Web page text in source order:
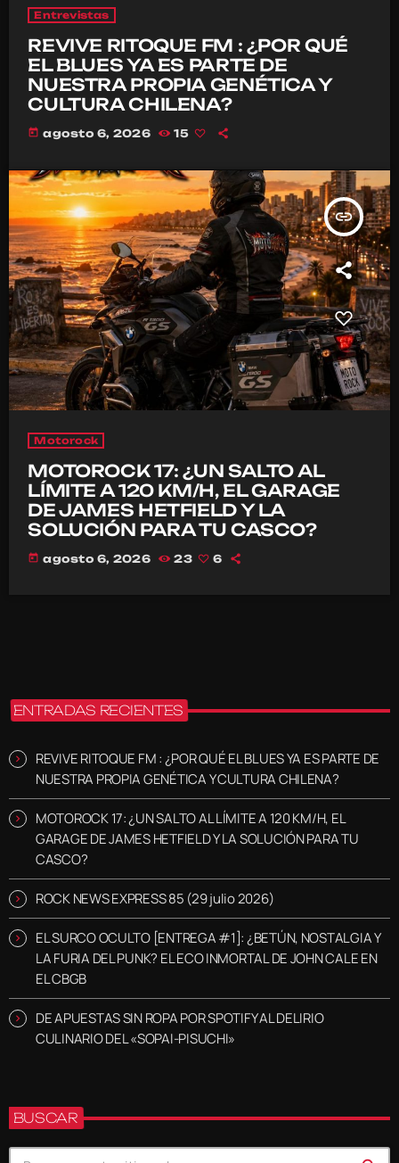
Entrevistas
REVIVE RITOQUE FM : ¿POR QUÉ
EL BLUES YA ES PARTE DE
NUESTRA PROPIA GENÉTICA Y
CULTURA CHILENA?
today agosto 6, 2026 15
insert_link
Motorock
MOTOROCK 17: ¿UN SALTO AL
LÍMITE A 120 KM/H, EL GARAGE
DE JAMES HETFIELD Y LA
SOLUCIÓN PARA TU CASCO?
today agosto 6, 2026 23 6
ENTRADAS RECIENTES
REVIVE RITOQUE FM : ¿POR QUÉ EL BLUES YA ES PARTE DE
NUESTRA PROPIA GENÉTICA Y CULTURA CHILENA?
MOTOROCK 17: ¿UN SALTO AL LÍMITE A 120 KM/H, EL
GARAGE DE JAMES HETFIELD Y LA SOLUCIÓN PARA TU
CASCO?
ROCK NEWS EXPRESS 85 (29 julio 2026)
EL SURCO OCULTO [ENTREGA #1]: ¿BETÚN, NOSTALGIA Y
LA FURIA DEL PUNK? EL ECO INMORTAL DE JOHN CALE EN
EL CBGB
DE APUESTAS SIN ROPA POR SPOTIFY AL DELIRIO
CULINARIO DEL «SOPAI-PISUCHI»
BUSCAR